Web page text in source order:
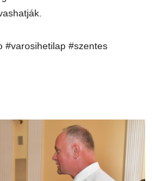
#varosihetilap #szentes